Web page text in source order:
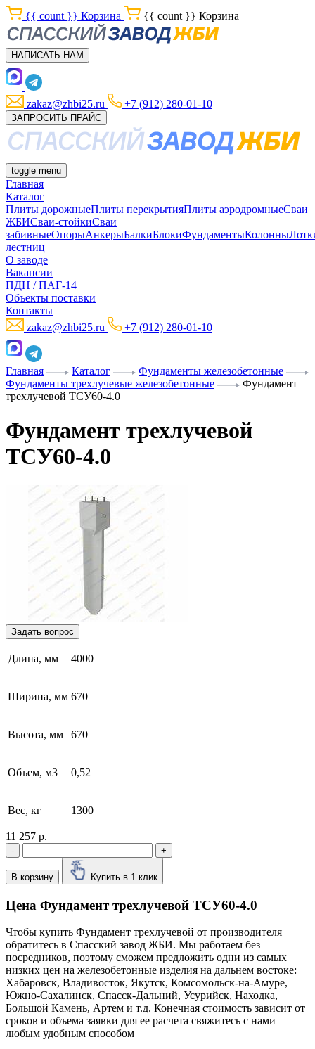
{{ count }} Корзина {{ count }} Корзина
НАПИСАТЬ НАМ
zakaz@zhbi25.ru +7 (912) 280-01-10
ЗАПРОСИТЬ ПРАЙС
toggle menu
Главная
Каталог
Плиты дорожныеПлиты перекрытияПлиты аэродромныеСваи
ЖБИСваи-стойкиСваи
забивныеОпорыАнкерыБалкиБлокиФундаментыКолонны
лестниц
О заводе
Вакансии
ПДН / ПАГ-14
Объекты поставки
Контакты
zakaz@zhbi25.ru
+7 (912) 280-01-10
Главная Каталог
Фундаменты железобетонные
Фундаменты трехлучевые железобетонные
Фундамент
трехлучевой ТСУ60-4.0
Фундамент трехлучевой
ТСУ60-4.0
Задать вопрос
Длина, мм 4000
Ширина, мм 670
Высота, мм 670
Объем, м3 0,52
Вес, кг 1300
11 257 р.
- +
В корзину Купить в 1 клик
Цена Фундамент трехлучевой ТСУ60-4.0
Чтобы купить Фундамент трехлучевой от производителя
обратитесь в Cпасский завод ЖБИ. Мы работаем без
посредников, поэтому сможем предложить одни из самых
низких цен на железобетонные изделия на дальнем востоке:
Хабаровск, Владивосток, Якутск, Комсомольск-на-Амуре,
Южно-Сахалинск, Спасск-Дальний, Усурийск, Находка,
Большой Камень, Артем и т.д. Конечная стоимость зависит от
сроков и объема заявки для ее расчета свяжитесь с нами
любым удобным способом